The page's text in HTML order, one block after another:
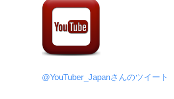
@YouTuber_Japanさんのツイート